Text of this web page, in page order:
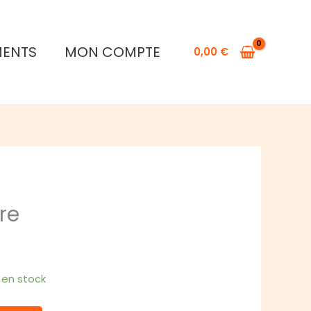
MON COMPTE 0,00 €
en stock
Dextre